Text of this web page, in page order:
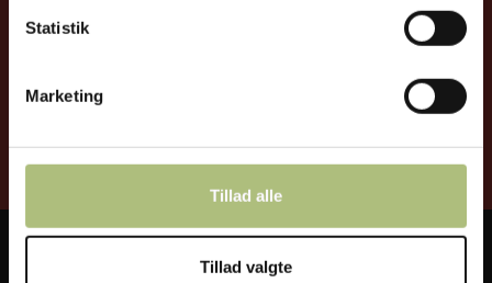
Statistik
Marketing
Tillad alle
Tillad valgte